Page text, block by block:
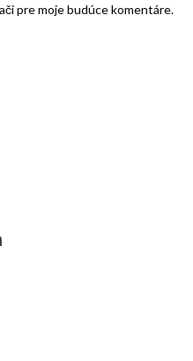
pre moje budúce komentáre.